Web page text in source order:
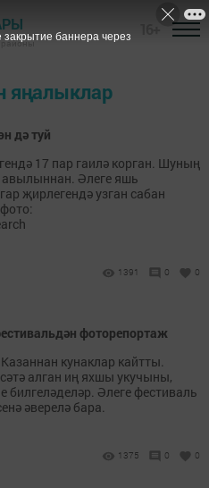
районы
яңалыклар
дә туй
17 пар гаилә корган. Шуның
авылыннан. Әлеге яшь
җирлегендә узган сабан
1391 0 0
фоторепортаж
кунаклар кайтты.
алган иң яхшы укучыны,
билгеләделәр. Әлеге фестиваль
әверелә бара.
1375 0 0
закрытие баннера через